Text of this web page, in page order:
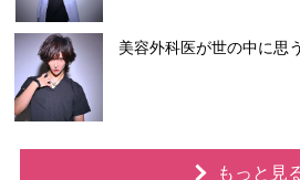
美容外科医が世の中に思
もっと見